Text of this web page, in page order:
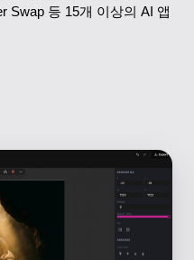
Swap 등 15개 이상의 AI 앱